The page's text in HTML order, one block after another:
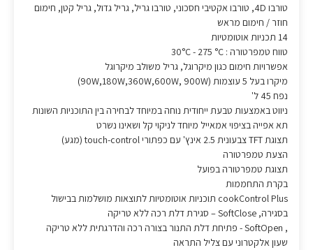
טורבו 4D, טורבו אקטיבי חסכוני, טורבו גריל, גריל גדול, גריל קטן, חימום
חוזר / חימום מראש
14 תכניות אוטומטיות
טווח טמפרטורה : 30°C - 275 °C
אפשרויות חימום כגון מיקרוגל, גריל משולב מיקרוגל
מיקרו בעל 5 עוצמות (90W,180W,360W,600W, 900W)
נפח 45 ל'
ניווט באמצעות טבעת ייחודית נוחה במיוחד לבחירה בין התוכניות השונות
תא אפייה בציפוי אמאייל מיוחד לניקוי קל ושאינו נשרט
תצוגת TFT צבעונית 2.5 אינץ' עם כפתורי touch-control (מגע)
הצעת טמפרטורה
תצוגת טמפרטורה בפועל
בקרת התחממות
cookControl Plus תוכניות אוטומטיות לתוצאות מושלמות בבישול
בסגירה, SoftClose – סגירת דלת רכה ללא טריקה
, SoftOpen - פתיחת דלת התנור בצורה רכה והדרגתית ללא טריקה
שעון אלקטרוני עם צליל התראה